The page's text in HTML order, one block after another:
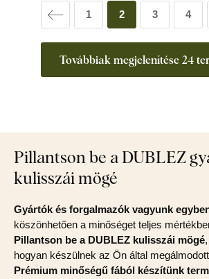
Továbbiak megjelenítése 24
1 2 3 4
Pillantson be a DUBLEZ
kulisszái mögé
Gyártók és forgalmazók vagyunk
köszönhetően a minőséget teljes
Pillantson be a DUBLEZ kulisszái mögé
hogyan készülnek az Ön által
Prémium minőségű fából készítünk